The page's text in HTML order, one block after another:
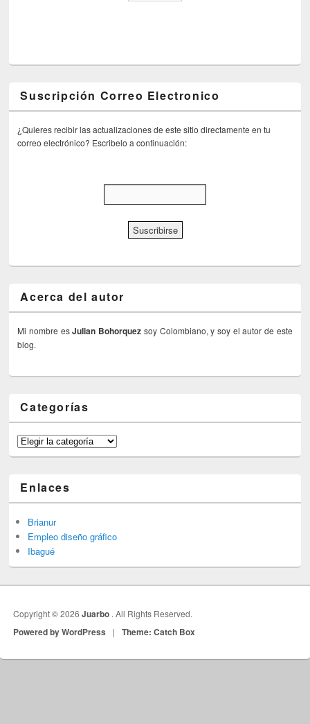
Suscripción Correo Electronico
¿Quieres recibir las actualizaciones de este sitio directamente en tu
correo electrónico? Escribelo a continuación:
Acerca del autor
Mi nombre esJulian Bohorquez soy Colombiano, y soy el autor de este
blog.
Categorías
Categorías
Enlaces
Brianur
Empleo diseño gráfico
Ibagué
Copyright © 2026Juarbo . All Rights Reserved.
Powered by WordPress | Theme: Catch Box